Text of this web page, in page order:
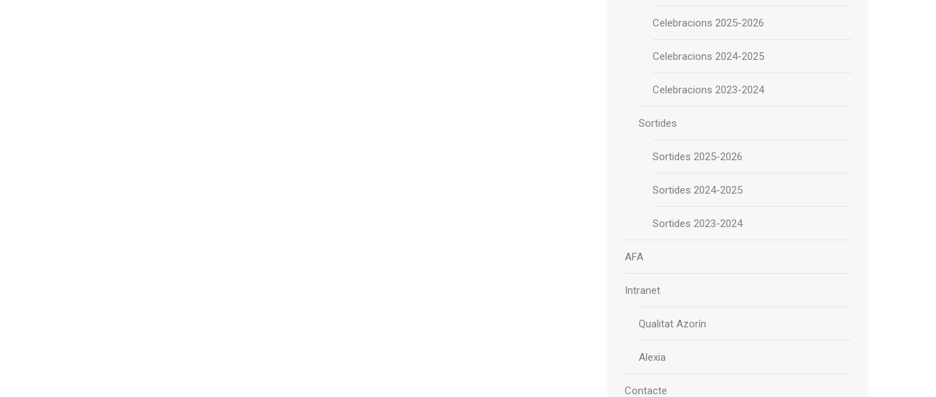
Celebracions 2025-2026
Celebracions 2024-2025
Celebracions 2023-2024
Sortides
Sortides 2025-2026
Sortides 2024-2025
Sortides 2023-2024
AFA
Intranet
Qualitat Azorín
Alexia
Contacte